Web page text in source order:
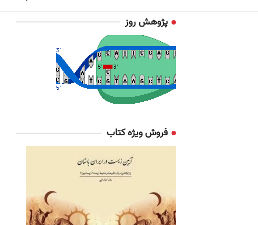
پژوهش روز
فروش ویژه کتاب